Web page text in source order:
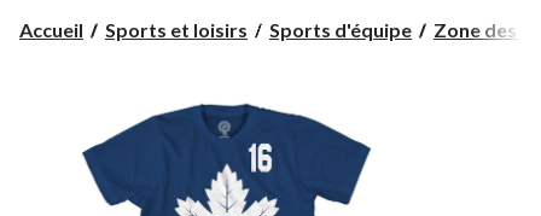
Accueil Sports et loisirs Sports d'équipe Zone des